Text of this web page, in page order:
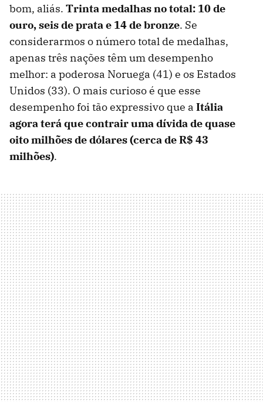
bom, aliás. Trinta medalhas no total: 10 de
ouro, seis de prata e 14 de bronze. Se
considerarmos o número total de medalhas,
apenas três nações têm um desempenho
melhor: a poderosa Noruega (41) e os Estados
Unidos (33). O mais curioso é que esse
desempenho foi tão expressivo que a Itália
agora terá que contrair uma dívida de quase
oito milhões de dólares (cerca de R$ 43
milhões).